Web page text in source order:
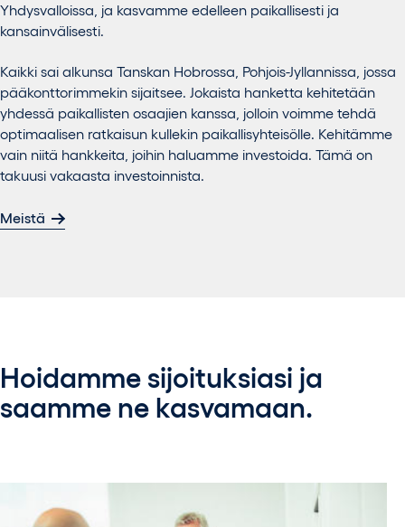
Yhdysvalloissa, ja kasvamme edelleen paikallisesti ja
kansainvälisesti.
Kaikki sai alkunsa Tanskan Hobrossa, Pohjois-Jyllannissa, jossa
pääkonttorimmekin sijaitsee. Jokaista hanketta kehitetään
yhdessä paikallisten osaajien kanssa, jolloin voimme tehdä
optimaalisen ratkaisun kullekin paikallisyhteisölle. Kehitämme
vain niitä hankkeita, joihin haluamme investoida. Tämä on
takuusi vakaasta investoinnista.
Meistä
Hoidamme sijoituksiasi ja
saamme ne kasvamaan.